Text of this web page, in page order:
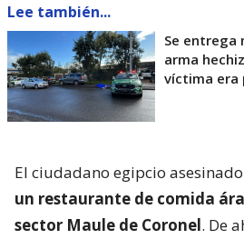
Lee también...
Se entrega
arma
víctima era
El ciudadano egipcio asesinado
un restaurante de comida
sector Maule de Coronel. De